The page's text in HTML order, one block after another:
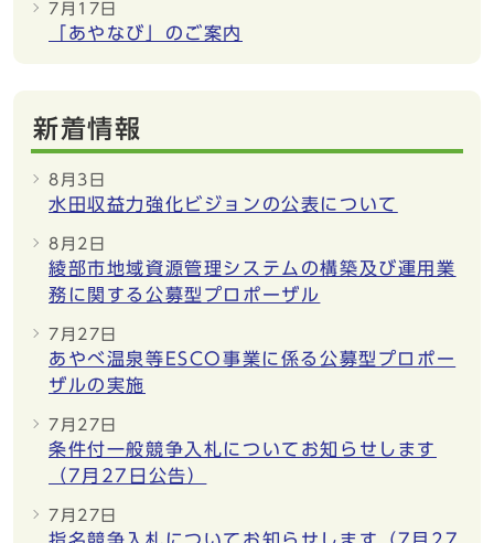
7月17日
「あやなび」のご案内
新着情報
8月3日
水田収益力強化ビジョンの公表について
8月2日
綾部市地域資源管理システムの構築及び運用業
務に関する公募型プロポーザル
7月27日
あやべ温泉等ESCO事業に係る公募型プロポー
ザルの実施
7月27日
条件付一般競争入札についてお知らせします
（7月27日公告）
7月27日